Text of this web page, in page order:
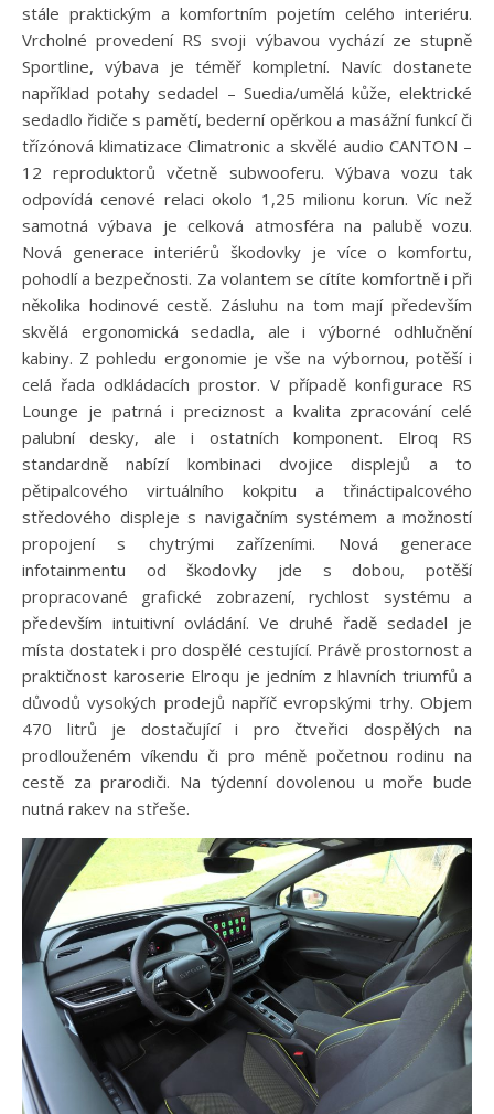
stále praktickým a komfortním pojetím celého interiéru.
Vrcholné provedení RS svoji výbavou vychází ze stupně
Sportline, výbava je téměř kompletní. Navíc dostanete
například potahy sedadel – Suedia/umělá kůže, elektrické
sedadlo řidiče s pamětí, bederní opěrkou a masážní funkcí či
třízónová klimatizace Climatronic a skvělé audio CANTON –
12 reproduktorů včetně subwooferu. Výbava vozu tak
odpovídá cenové relaci okolo 1,25 milionu korun. Víc než
samotná výbava je celková atmosféra na palubě vozu.
Nová generace interiérů škodovky je více o komfortu,
pohodlí a bezpečnosti. Za volantem se cítíte komfortně i při
několika hodinové cestě. Zásluhu na tom mají především
skvělá ergonomická sedadla, ale i výborné odhlučnění
kabiny. Z pohledu ergonomie je vše na výbornou, potěší i
celá řada odkládacích prostor. V případě konfigurace RS
Lounge je patrná i preciznost a kvalita zpracování celé
palubní desky, ale i ostatních komponent. Elroq RS
standardně nabízí kombinaci dvojice displejů a to
pětipalcového virtuálního kokpitu a třináctipalcového
středového displeje s navigačním systémem a možností
propojení s chytrými zařízeními. Nová generace
infotainmentu od škodovky jde s dobou, potěší
propracované grafické zobrazení, rychlost systému a
především intuitivní ovládání. Ve druhé řadě sedadel je
místa dostatek i pro dospělé cestující. Právě prostornost a
praktičnost karoserie Elroqu je jedním z hlavních triumfů a
důvodů vysokých prodejů napříč evropskými trhy. Objem
470 litrů je dostačující i pro čtveřici dospělých na
prodlouženém víkendu či pro méně početnou rodinu na
cestě za prarodiči. Na týdenní dovolenou u moře bude
nutná rakev na střeše.